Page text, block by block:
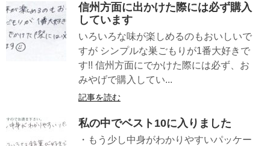
信州方面に出かけた際には必ず購入
しています
いろいろな味が楽しめるのもおいしいで
すが シンプルな巣ごもりが1番大好きで
す!! 信州方面にでかけた際には必ず、お
みやげで購入してい...
記事を読む
私の中でベスト10に入りました
・もう少し中身がわかりやすいパッケー